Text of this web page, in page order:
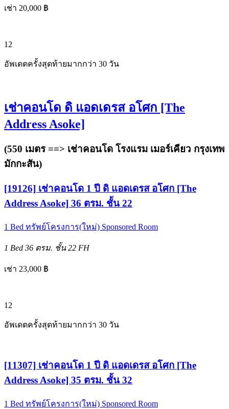
เช่า 20,000 ฿
12
อัพเดตครั้งสุดท้ายมากกว่า 30 วัน
เช่าคอนโด ดิ แอดเดรส อโศก [The
Address Asoke]
(550 เมตร ==> เช่าคอนโด โรงแรม เมอร์เคียว กรุงเทพ
มักกะสัน)
[19126] เช่าคอนโด 1 ปี ดิ แอดเดรส อโศก [The
Address Asoke] 36 ตรม. ชั้น 22
1 Bed ทรัพย์โครงการ(ใหม่) Sponsored Room
1 Bed 36 ตรม. ชั้น 22 FH
เช่า 23,000 ฿
12
อัพเดตครั้งสุดท้ายมากกว่า 30 วัน
[11307] เช่าคอนโด 1 ปี ดิ แอดเดรส อโศก [The
Address Asoke] 35 ตรม. ชั้น 32
1 Bed ทรัพย์โครงการ(ใหม่) Sponsored Room